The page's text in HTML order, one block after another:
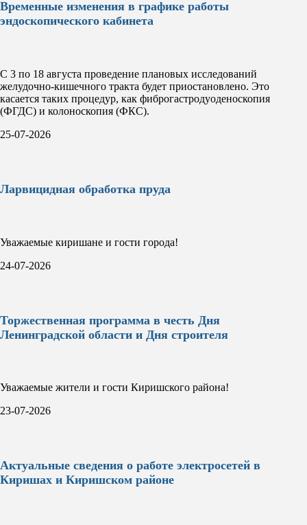
Временные изменения в графике работы
эндоскопического кабинета
С 3 по 18 августа проведение плановых исследований
желудочно-кишечного тракта будет приостановлено. Это
касается таких процедур, как фиброгастродуоденоскопия
(ФГДС) и колоноскопия (ФКС).
25-07-2026
Ларвицидная обработка пруда
Уважаемые киришане и гости города!
24-07-2026
Торжественная программа в честь Дня
Ленинградской области и Дня строителя
Уважаемые жители и гости Киришского района!
23-07-2026
Актуальные сведения о работе электросетей в
Киришах и Киришском районе